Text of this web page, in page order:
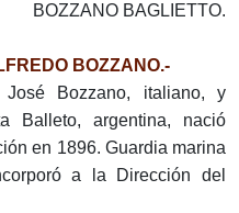
BOZZANO BAGLIETTO.
BOZZANO.-
Bozzano, italiano, y
Balleto, argentina, nació
en 1896. Guardia marina
a la Dirección del